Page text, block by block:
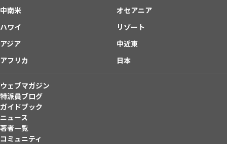
中南米
オセアニア
ハワイ
リゾート
アジア
中近東
アフリカ
日本
ウェブマガジン
特派員ブログ
ガイドブック
ニュース
著者一覧
コミュニティ